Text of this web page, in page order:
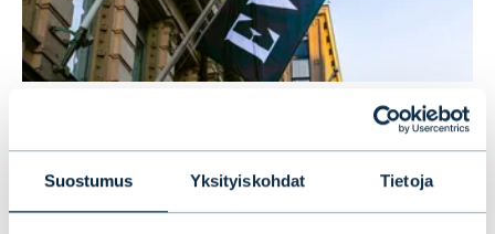
Suostumus Yksityiskohdat Tietoja
Evlin puolivuosikatsaus 1–6/2026:
Vakaata kasvua ensimmäisellä
vuosipuoliskolla